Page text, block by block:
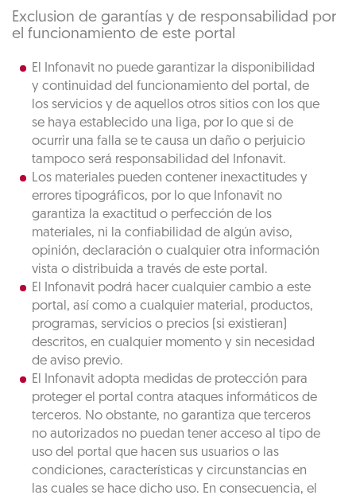
Exclusion de garantías y de responsabilidad por
el funcionamiento de este portal
El Infonavit no puede garantizar la disponibilidad
y continuidad del funcionamiento del portal, de
los servicios y de aquellos otros sitios con los que
se haya establecido una liga, por lo que si de
ocurrir una falla se te causa un daño o perjuicio
tampoco será responsabilidad del Infonavit.
Los materiales pueden contener inexactitudes y
errores tipográficos, por lo que Infonavit no
garantiza la exactitud o perfección de los
materiales, ni la confiabilidad de algún aviso,
opinión, declaración o cualquier otra información
vista o distribuida a través de este portal.
El Infonavit podrá hacer cualquier cambio a este
portal, así como a cualquier material, productos,
programas, servicios o precios (si existieran)
descritos, en cualquier momento y sin necesidad
de aviso previo.
El Infonavit adopta medidas de protección para
proteger el portal contra ataques informáticos de
terceros. No obstante, no garantiza que terceros
no autorizados no puedan tener acceso al tipo de
uso del portal que hacen sus usuarios o las
condiciones, características y circunstancias en
las cuales se hace dicho uso. En consecuencia, el